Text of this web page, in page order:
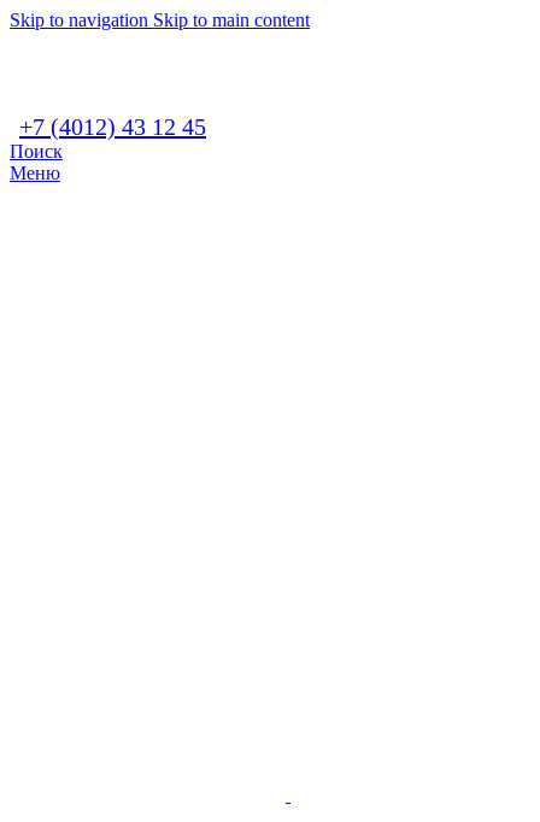
Skip to navigation Skip to main content
+7 (4012) 43 12 45
Поиск
Меню